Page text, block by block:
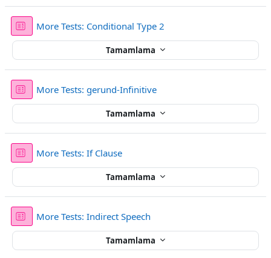
More Tests: Conditional Type 2
Tamamlama
More Tests: gerund-InfinitiveSınav
Tamamlama
More Tests: If ClauseSınav
Tamamlama
More Tests: Indirect Speech
Tamamlama